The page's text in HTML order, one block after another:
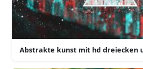
Abstrakte kunst mit hd dreiecken